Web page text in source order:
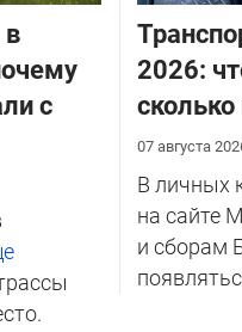
в
с
2026:
сколько
07 августа
В личных
на сайте
и сборам